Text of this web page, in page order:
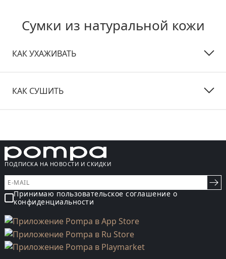
Сумки из натуральной кожи
КАК УХАЖИВАТЬ
КАК СУШИТЬ
ПОДПИСКА НА НОВОСТИ И СКИДКИ
Принимаю пользовательское соглашение о
конфиденциальности